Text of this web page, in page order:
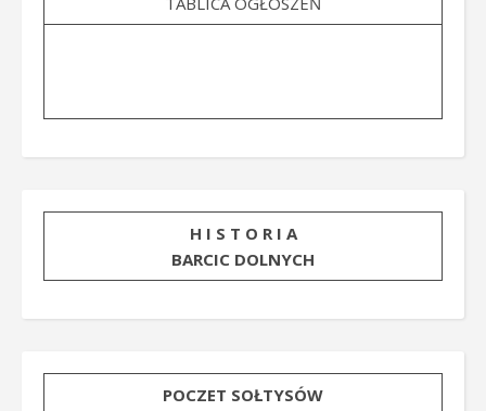
H I S T O R I A
BARCIC DOLNYCH
POCZET SOŁTYSÓW